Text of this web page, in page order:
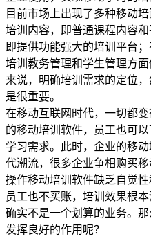
目前市场上出现了多种移动
培训内容，即普通课程内容
即提供功能强大的培训平台
培训教务管理和学生管理方
来说，明确培训需求的定位
是很重要。
在移动互联网时代，一切都
的移动培训软件，员工也可
学习需求。此时，企业的移
代潮流，很多企业争相购买
操作移动培训软件缺乏自觉
员工也不买账，培训效果根
确实不是一个划算的业务。
发挥良好的作用呢？